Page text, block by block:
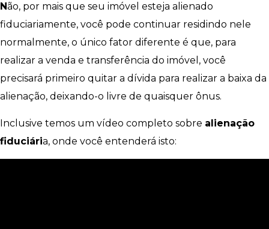
Não, por mais que seu imóvel esteja alienado
fiduciariamente, você pode continuar residindo nele
normalmente, o único fator diferente é que, para
realizar a venda e transferência do imóvel, você
precisará primeiro quitar a dívida para realizar a baixa da
alienação, deixando-o livre de quaisquer ônus.
Inclusive temos um vídeo completo sobre alienação
fiduciária, onde você entenderá isto: